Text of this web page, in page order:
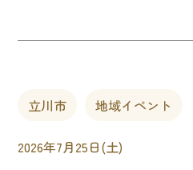
立川市 地域イベント
2026年7月25日(土)